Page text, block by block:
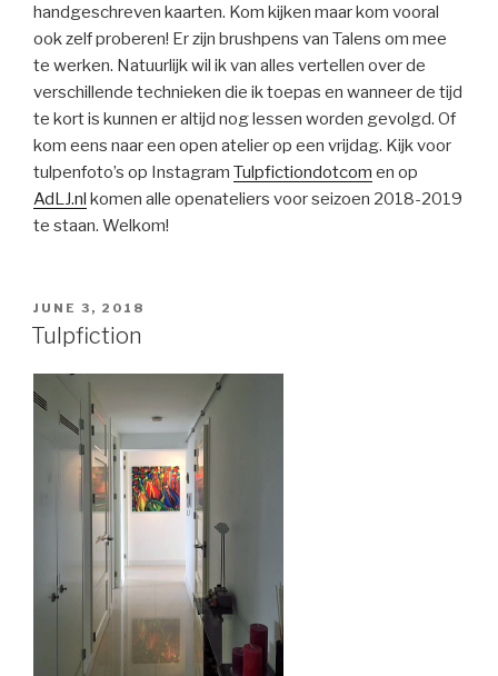
handgeschreven kaarten. Kom kijken maar kom vooral
ook zelf proberen! Er zijn brushpens van Talens om mee
te werken. Natuurlijk wil ik van alles vertellen over de
verschillende technieken die ik toepas en wanneer de tijd
te kort is kunnen er altijd nog lessen worden gevolgd. Of
kom eens naar een open atelier op een vrijdag. Kijk voor
tulpenfoto’s op Instagram Tulpfictiondotcom en op
AdLJ.nl komen alle openateliers voor seizoen 2018-2019
te staan. Welkom!
POSTED
ON
JUNE 3, 2018
Tulpfiction